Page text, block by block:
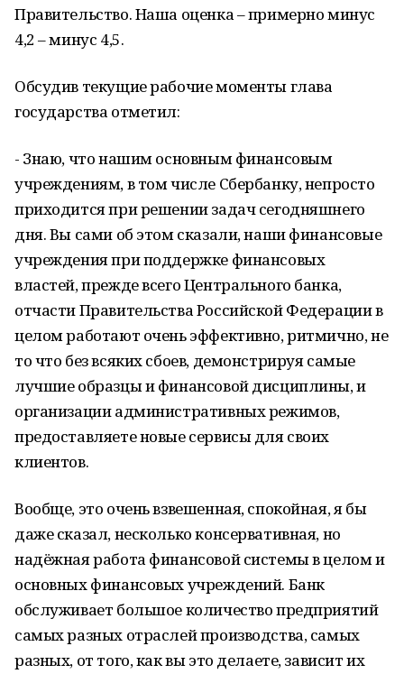
Правительство. Наша оценка – примерно минус
4,2 – минус 4,5.
Обсудив текущие рабочие моменты глава
государства отметил:
- Знаю, что нашим основным финансовым
учреждениям, в том числе Сбербанку, непросто
приходится при решении задач сегодняшнего
дня. Вы сами об этом сказали, наши финансовые
учреждения при поддержке финансовых
властей, прежде всего Центрального банка,
отчасти Правительства Российской Федерации в
целом работают очень эффективно, ритмично, не
то что без всяких сбоев, демонстрируя самые
лучшие образцы и финансовой дисциплины, и
организации административных режимов,
предоставляете новые сервисы для своих
клиентов.
Вообще, это очень взвешенная, спокойная, я бы
даже сказал, несколько консервативная, но
надёжная работа финансовой системы в целом и
основных финансовых учреждений. Банк
обслуживает большое количество предприятий
самых разных отраслей производства, самых
разных, от того, как вы это делаете, зависит их